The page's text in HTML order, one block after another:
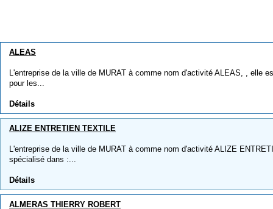
ALEAS
L'entreprise de la ville de MURAT à comme nom d'activité ALEAS, , elle
pour les...
Détails
ALIZE ENTRETIEN TEXTILE
L'entreprise de la ville de MURAT à comme nom d'activité ALIZE
spécialisé dans :...
Détails
ALMERAS THIERRY ROBERT